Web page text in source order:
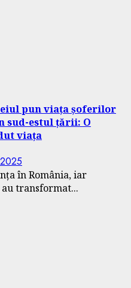
pun viața șoferilor
sud-estul țării: O
viața
în România, iar
transformat...